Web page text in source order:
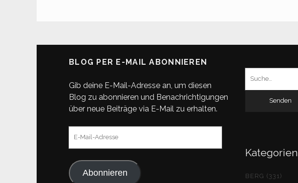
BLOG PER E-MAIL ABONNIEREN
Gib deine E-Mail-Adresse an, um diesen
Blog zu abonnieren und Benachrichtigungen
über neue Beiträge via E-Mail zu erhalten.
Abonnieren
Kategorien
BERG (331)